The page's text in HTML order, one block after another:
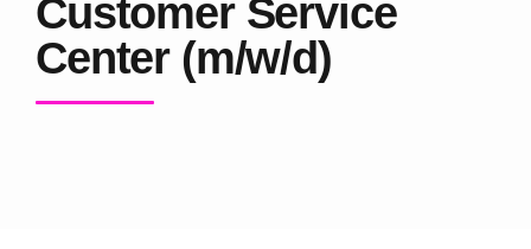
Customer Service
Center (m/w/d)